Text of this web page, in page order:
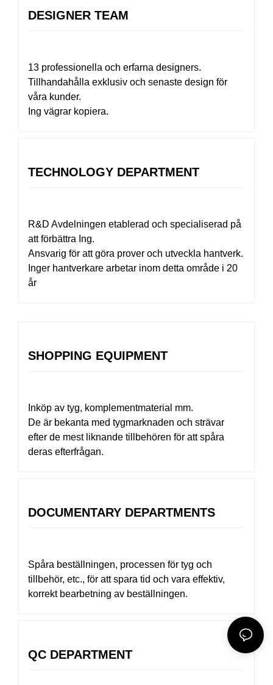
DESIGNER TEAM
13 professionella och erfarna designers.
Tillhandahålla exklusiv och senaste design för
våra kunder.
Ing vägrar kopiera.
TECHNOLOGY DEPARTMENT
R&D Avdelningen etablerad och specialiserad på
att förbättra Ing.
Ansvarig för att göra prover och utveckla hantverk.
Inger hantverkare arbetar inom detta område i 20
år
SHOPPING EQUIPMENT
Inköp av tyg, komplementmaterial mm.
De är bekanta med tygmarknaden och strävar
efter de mest liknande tillbehören för att spåra
deras efterfrågan.
DOCUMENTARY DEPARTMENTS
Spåra beställningen, processen för tyg och
tillbehör, etc., för att spara tid och vara effektiv,
korrekt bearbetning av beställningen.
QC DEPARTMENT